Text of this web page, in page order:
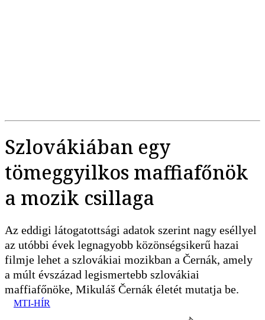
Szlovákiában egy
tömeggyilkos maffiafőnök
a mozik csillaga
Az eddigi látogatottsági adatok szerint nagy eséllyel
az utóbbi évek legnagyobb közönségsikerű hazai
filmje lehet a szlovákiai mozikban a Černák, amely
a múlt évszázad legismertebb szlovákiai
maffiafőnöke, Mikuláš Černák életét mutatja be.
MTI-HÍR